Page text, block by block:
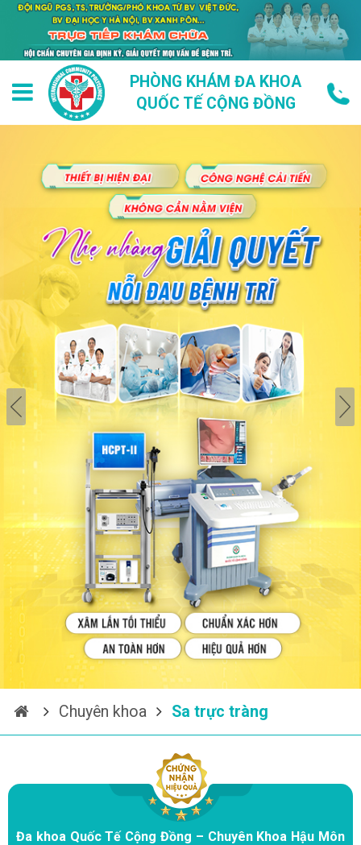
PHÒNG KHÁM ĐA KHOA
QUỐC TẾ CỘNG ĐỒNG
Chuyên khoa Sa trực tràng
Đa khoa Quốc Tế Cộng Đồng – Chuyên Khoa Hậu Môn